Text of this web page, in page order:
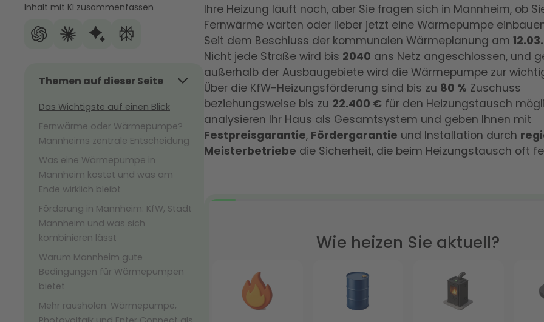
Inhalt mit KI zusammenfassen
Themen auf dieser Seite
Das Wichtigste auf einen Blick
Fernwärme oder Wärmepumpe?
Mannheims zentrale Entscheidung
Was eine Wärmepumpe in
Mannheim kostet und was am
Ende wirklich bleibt
Förderung in Mannheim: KfW, Stadt
Mannheim und was sich
kombinieren lässt
Warum Mannheim gute
Bedingungen für Wärmepumpen
bietet
Mehr rausholen: Wärmepumpe,
Ihre Heizung läuft noch, aber Sie fragen sich in Mannheim, ob
Fernwärme warten oder lieber jetzt eine Wärmepumpe
Seit dem Beschluss der kommunalen Wärmeplanung am
Nicht jede Straße wird bis 2040 ans Netz angeschlossen, und
außerhalb der Ausbaugebiete wird die Wärmepumpe zur
Über die KfW-Heizungsförderung sind bis zu 80 % Zuschuss
beziehungsweise bis zu 22.400 € für den Heizungstausch
analysieren Ihr Haus als Gesamtsystem und geben Ihnen mit
Festpreisgarantie, Fördergarantie und Installation durch
Meisterbetriebe die Sicherheit, die beim Heizungstausch oft